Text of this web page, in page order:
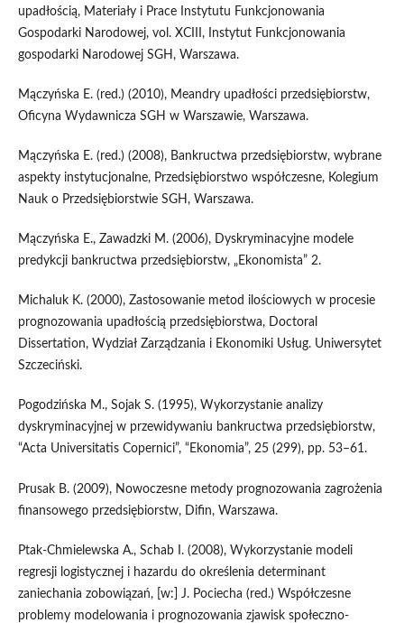
upadłością, Materiały i Prace Instytutu Funkcjonowania
Gospodarki Narodowej, vol. XCIII, Instytut Funkcjonowania
gospodarki Narodowej SGH, Warszawa.
Mączyńska E. (red.) (2010), Meandry upadłości przedsiębiorstw,
Oficyna Wydawnicza SGH w Warszawie, Warszawa.
Mączyńska E. (red.) (2008), Bankructwa przedsiębiorstw, wybrane
aspekty instytucjonalne, Przedsiębiorstwo współczesne, Kolegium
Nauk o Przedsiębiorstwie SGH, Warszawa.
Mączyńska E., Zawadzki M. (2006), Dyskryminacyjne modele
predykcji bankructwa przedsiębiorstw, „Ekonomista” 2.
Michaluk K. (2000), Zastosowanie metod ilościowych w procesie
prognozowania upadłością przedsiębiorstwa, Doctoral
Dissertation, Wydział Zarządzania i Ekonomiki Usług. Uniwersytet
Szczeciński.
Pogodzińska M., Sojak S. (1995), Wykorzystanie analizy
dyskryminacyjnej w przewidywaniu bankructwa przedsiębiorstw,
“Acta Universitatis Copernici”, “Ekonomia”, 25 (299), pp. 53–61.
Prusak B. (2009), Nowoczesne metody prognozowania zagrożenia
finansowego przedsiębiorstw, Difin, Warszawa.
Ptak-Chmielewska A., Schab I. (2008), Wykorzystanie modeli
regresji logistycznej i hazardu do określenia determinant
zaniechania zobowiązań, [w:] J. Pociecha (red.) Współczesne
problemy modelowania i prognozowania zjawisk społeczno-